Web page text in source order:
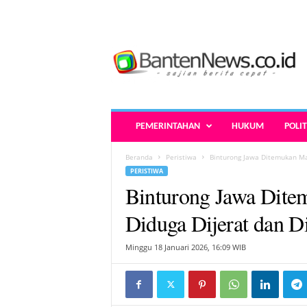
n
-
PEMERINTAHAN HUKUM
Beranda Peristiwa Binturong Jawa Ditemukan
PERISTIWA
Binturong Jawa
Diduga Dijerat dan
Minggu 18 Januari 2026, 16:09 WIB